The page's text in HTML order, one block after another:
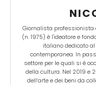
Giornalista professionista
(n. 1975) è l'ideatore e
italiano dedicato al
contemporanea. In
settore per le quali si è
della cultura. Nel 2019 e
dell’arte e dei beni da